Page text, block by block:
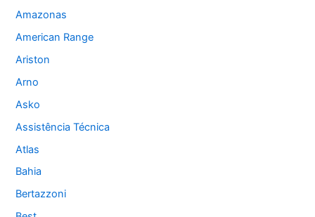
Amazonas
American Range
Ariston
Arno
Asko
Assistência Técnica
Atlas
Bahia
Bertazzoni